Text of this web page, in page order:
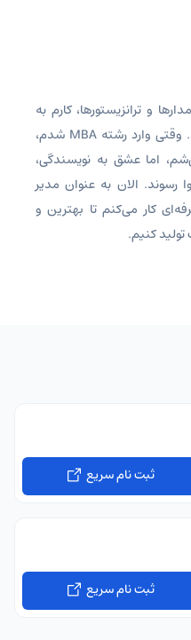
و ترانزیستورها، کارم به
چارت‌ها و نمودارهای قیمتی رسید. وقتی وارد رشته MBA شدم،
اما عشق به نویسندگی،
رسوند. الان به عنوان مدیر
کار می‌کنم تا بهترین و
کنیم.
ثبت نام سریع
ثبت نام سریع